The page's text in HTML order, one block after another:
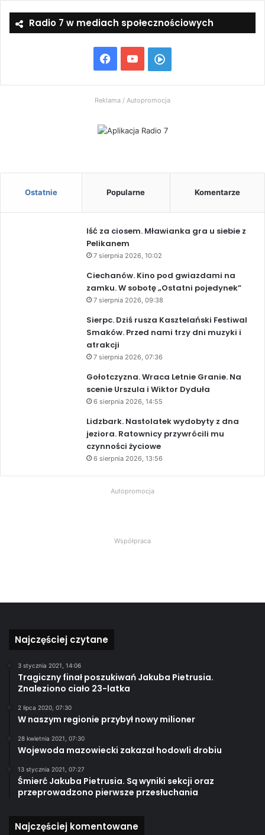
Radio 7 w mediach społecznościowych
Facebook
YouTubeWłącz
Radio
7
Reklama / Autopromocja
Ostatnie Popularne Komentarze
Iść za ciosem. Mławianka gra u siebie z
Pelikanem
7 sierpnia 2026, 10:02
Ciechanów. Kino pod gwiazdami na
zamku. W sobotę „Ostatni pojedynek”
7 sierpnia 2026, 09:38
Sierpc. Dziś rusza Kasztelański Festiwal
Smaków. Przed nami trzy dni muzyki i
atrakcji
7 sierpnia 2026, 07:36
Gołotczyzna. Wraca Letnie Granie. Na
scenie Urszula i Wiktor Dyduła
6 sierpnia 2026, 14:55
Lidzbark. Nastolatek wydobyty z dna
jeziora. Ratownicy przywrócili mu
czynności życiowe
6 sierpnia 2026, 13:56
Autopromocja
Współpraca
Najczęściej czytane
3 stycznia 2021, 14:06
Tragiczny finał poszukiwań Jakuba Pietrusia.
Znaleziono ciało 23-latka
2 lipca 2020, 07:30
W naszym regionie przybył nowy milioner
28 kwietnia 2021, 07:30
Wojewoda mazowiecki zakazał hodowli drobiu
13 stycznia 2021, 07:27
Śmierć Jakuba Pietrusia. Są wyniki sekcji oraz
przeprowadzono pierwsze przesłuchania
Najczęściej komentowane